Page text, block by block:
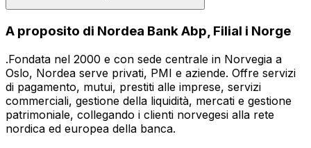
A proposito di Nordea Bank Abp, Filial i Norge
.Fondata nel 2000 e con sede centrale in Norvegia a
Oslo, Nordea serve privati, PMI e aziende. Offre servizi
di pagamento, mutui, prestiti alle imprese, servizi
commerciali, gestione della liquidità, mercati e gestione
patrimoniale, collegando i clienti norvegesi alla rete
nordica ed europea della banca.